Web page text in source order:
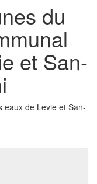
du
et San-
eaux de Levie et San-